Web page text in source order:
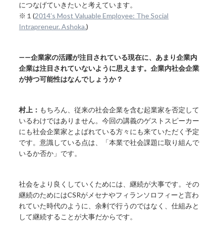
につなげていきたいと考えています。
※１(2014’s Most Valuable Employee: The Social
Intrapreneur. Ashoka.)
——企業家の活躍が注目されている現在に、あまり企業内
企業は注目されていないように思えます。企業内社会企業
が持つ可能性はなんでしょうか？
村上： もちろん、従来の社会企業を含む起業家を否定して
いるわけではありません。今回の講義のゲストスピーカー
にも社会企業家とよばれている方々にも来ていただく予定
です。意識している点は、「本業で社会課題に取り組んで
いるか否か」です。
社会をより良くしていくためには、継続が大事です。その
継続のためにはCSRがメセナやフィランソロフィーと言わ
れていた時代のように、余剰で行うのではなく、仕組みと
して継続することが大事だからです。